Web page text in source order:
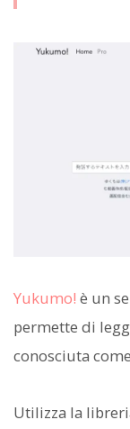
Yukumo! è un
permette di
conosciuta come
Utilizza la